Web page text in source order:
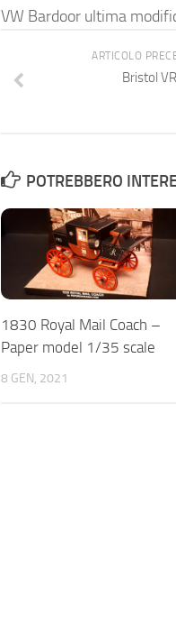
VW Bardoor ultima
ARTICOLO
Bristol
POTREBBERO
1830 Royal Mail Coach –
Paper model 1/35 scale
8 GEN, 2021